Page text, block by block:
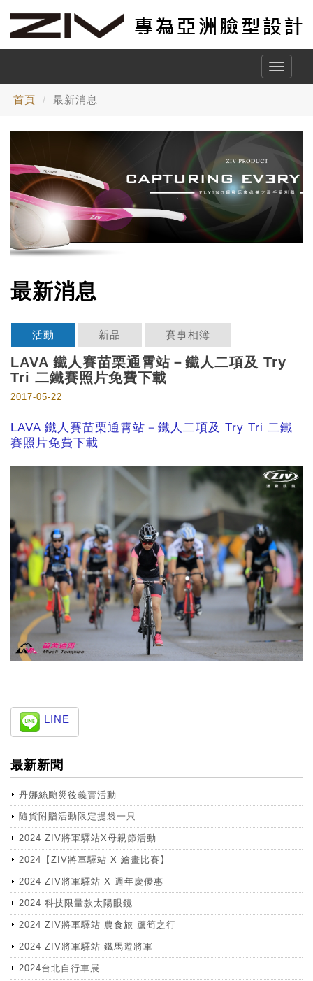
Toggle
首頁 最新消息
最新消息
活動 新品 賽事相簿
LAVA 鐵人賽苗栗通霄站－鐵人二項及 Try
Tri 二鐵賽照片免費下載
2017-05-22
LAVA 鐵人賽苗栗通霄站－鐵人二項及 Try Tri 二鐵
賽照片免費下載
LINE
最新新聞
丹娜絲颱災後義賣活動
隨貨附贈活動限定提袋一只
2024 ZIV將軍驛站X母親節活動
2024【ZIV將軍驛站 X 繪畫比賽】
2024-ZIV將軍驛站 X 週年慶優惠
2024 科技限量款太陽眼鏡
2024 ZIV將軍驛站 農食旅 蘆筍之行
2024 ZIV將軍驛站 鐵馬遊將軍
2024台北自行車展